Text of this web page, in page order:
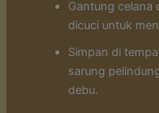
Gantung celana
dicuci untuk
Simpan di
sarung
debu.